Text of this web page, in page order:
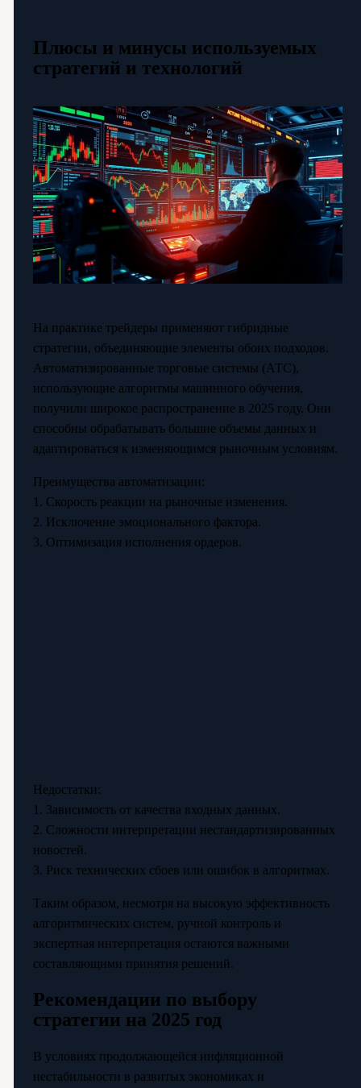
Плюсы и минусы используемых
стратегий и технологий
На практике трейдеры применяют гибридные
стратегии, объединяющие элементы обоих подходов.
Автоматизированные торговые системы (АТС),
использующие алгоритмы машинного обучения,
получили широкое распространение в 2025 году. Они
способны обрабатывать большие объемы данных и
адаптироваться к изменяющимся рыночным условиям.
Преимущества автоматизации:
1. Скорость реакции на рыночные изменения.
2. Исключение эмоционального фактора.
3. Оптимизация исполнения ордеров.
Недостатки:
1. Зависимость от качества входных данных.
2. Сложности интерпретации нестандартизированных
новостей.
3. Риск технических сбоев или ошибок в алгоритмах.
Таким образом, несмотря на высокую эффективность
алгоритмических систем, ручной контроль и
экспертная интерпретация остаются важными
составляющими принятия решений.
Рекомендации по выбору
стратегии на 2025 год
В условиях продолжающейся инфляционной
нестабильности в развитых экономиках и